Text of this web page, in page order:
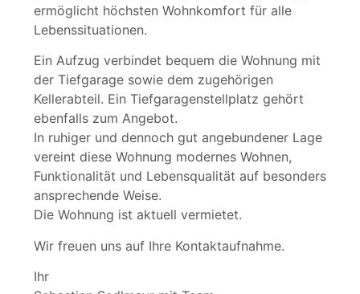
ermöglicht höchsten Wohnkomfort für alle
Lebenssituationen.
Ein Aufzug verbindet bequem die Wohnung mit
der Tiefgarage sowie dem zugehörigen
Kellerabteil. Ein Tiefgaragenstellplatz gehört
ebenfalls zum Angebot.
In ruhiger und dennoch gut angebundener Lage
vereint diese Wohnung modernes Wohnen,
Funktionalität und Lebensqualität auf besonders
ansprechende Weise.
Die Wohnung ist aktuell vermietet.
Wir freuen uns auf Ihre Kontaktaufnahme.
Ihr